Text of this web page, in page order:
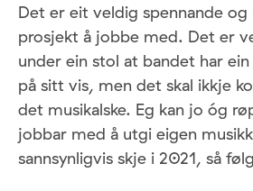
Det er eit veldig spennande
prosjekt å jobbe med. Det er
under ein stol at bandet har
på sitt vis, men det skal ikkje
det musikalske. Eg kan jo óg
jobbar med å utgi eigen
sannsynligvis skje i 2021, så